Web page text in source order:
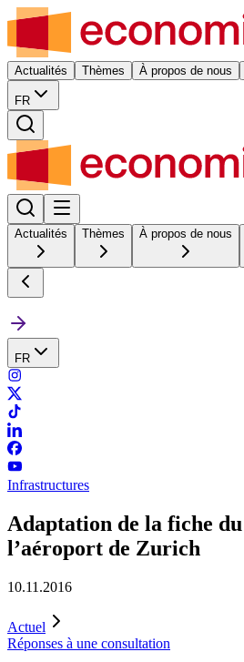
Actualités Thèmes À propos de nous
FR
Actualités Thèmes À propos de nous
FR
Infrastructures
Adaptation de la fiche
l’aéroport de Zurich
10.11.2016
Actuel
Réponses à une consultation